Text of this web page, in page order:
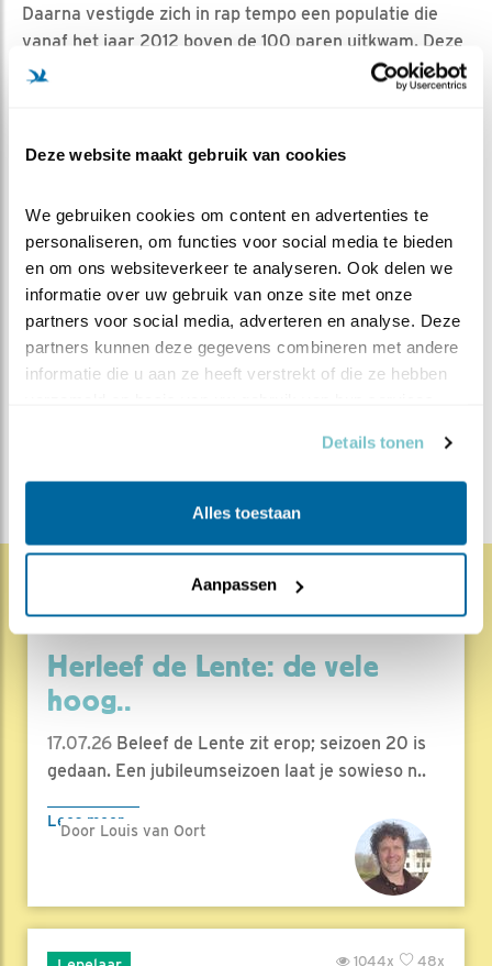
Deze website maakt gebruik van cookies
We gebruiken cookies om content en advertenties te
personaliseren, om functies voor social media te bieden
en om ons websiteverkeer te analyseren. Ook delen we
informatie over uw gebruik van onze site met onze
partners voor social media, adverteren en analyse. Deze
partners kunnen deze gegevens combineren met andere
informatie die u aan ze heeft verstrekt of die ze hebben
Details tonen
Alles toestaan
Aanpassen
Daarna vestigde zich in rap tempo een populatie die
vanaf het jaar 2012 boven de 100 paren uitkwam. Deze
ontwikkeling houdt gelijke tred met die in België en
vloeit voort uit een sterke toename in het Roergebied
Slechtvalken in dichtbevolkte omgeving bevorderd
van nestkasten
Engbert
Vind ik leuk
Bewaar deze blog
MEER OVER
Alle Beleef de
Natuur en Vogels 67x
1813x
Herleef de Lente: de vele
hoog..
17.07.26 Beleef de Lente zit erop; seizoen 20 is
gedaan. Een jubileumseizoen laat je sowieso n..
Lees meer
Door Louis van Oort
48x
1044x